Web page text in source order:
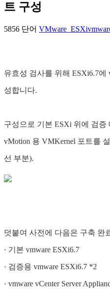
트 구성
5856 단어 VMware_ESXi
유효성 검사를 위해 ESXi6.7
성합니다.
구성으로 기본 ESXi 위에 검증
vMotion 용 VMKernel 포트를
선 부분).
덧붙여 사전에 다음은 구축 완
· 기본 vmware ESXi6.7
· 검증용 vmware ESXi6.7 *2
· vmware vCenter Server